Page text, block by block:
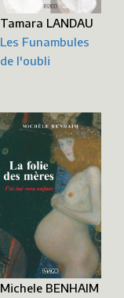
Tamara LANDAU
Les Funambules
de l'oubli
Michele BENHAIM